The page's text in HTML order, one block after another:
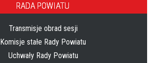
RADA POWIATU
Transmisje obrad sesji
Komisje stałe Rady Powiatu
Uchwały Rady Powiatu